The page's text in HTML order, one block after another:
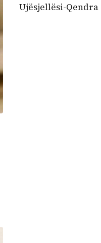
Ujësjellësi-